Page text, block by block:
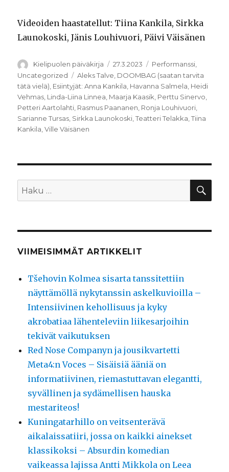
Videoiden haastatellut: Tiina Kankila, Sirkka
Launokoski, Jänis Louhivuori, Päivi Väisänen
Kirjoittaja
Kielipuolen päiväkirja Julkaistu
27.3.2023 Kategoriat
Performanssi,
Uncategorized
Avainsanat
Aleks Talve DOOMBAG (saatan tarvita
tätä vielä) Esiintyjät: Anna Kankila Havanna Salmela Heidi
Vehmas Linda-Liina Linnea Maarja Kaasik Perttu Sinervo
Petteri Aartolahti Rasmus Paananen Ronja Louhivuori
Sarianne Tursas Sirkka Launokoski ,Teatteri Telakka ,Tiina
Kankila ,Ville Väisänen
Etsi:
VIIMEISIMMÄT ARTIKKELIT
Tšehovin Kolmea sisarta tanssitettiin
näyttämöllä nykytanssin askelkuvioilla –
Intensiivinen kehollisuus ja kyky
akrobatiaa lähenteleviin liikesarjoihin
tekivät vaikutuksen
Red Nose Companyn ja jousikvartetti
Meta4:n Voces – Sisäisiä ääniä on
informatiivinen, riemastuttavan elegantti,
syvällinen ja sydämellisen hauska
mestariteos!
Kuningatarhillo on veitsenterävä
aikalaissatiiri, jossa on kaikki ainekset
klassikoksi – Absurdin komedian
vaikeassa lajissa Antti Mikkola on Leea